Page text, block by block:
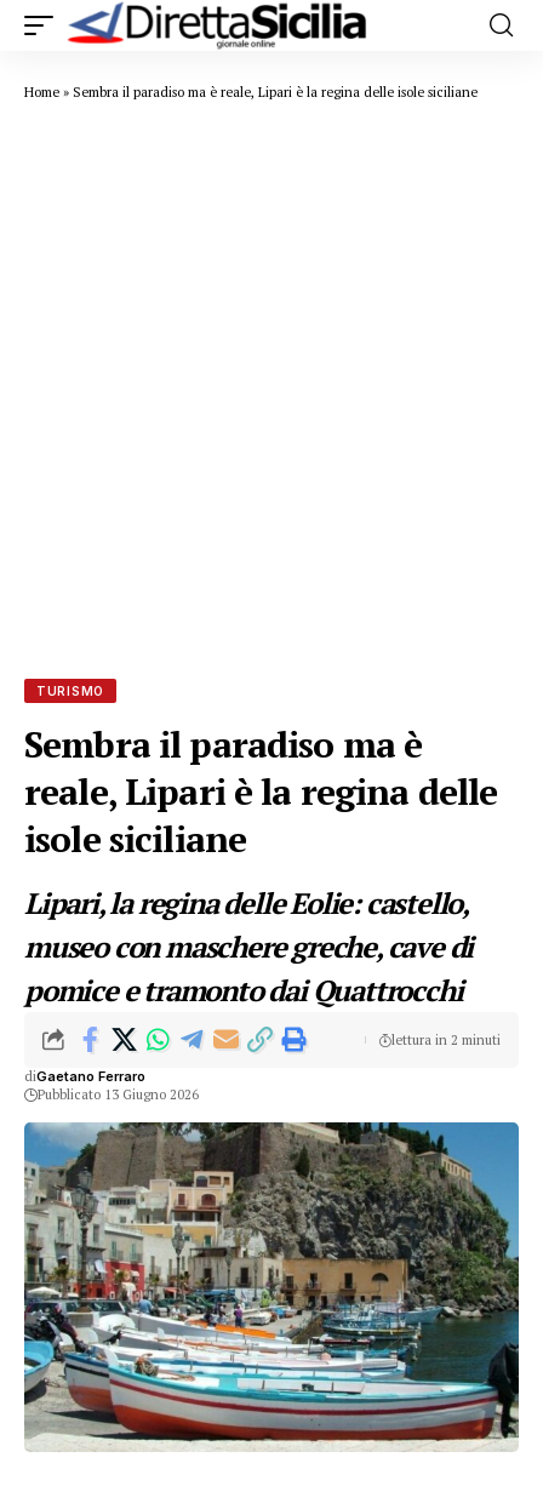
Home » Sembra il paradiso ma è reale, Lipari è la regina delle isole siciliane
TURISMO
Sembra il paradiso ma è
reale, Lipari è la regina delle
isole siciliane
Lipari, la regina delle Eolie: castello,
museo con maschere greche, cave di
pomice e tramonto dai Quattrocchi
diGaetano Ferraro
Pubblicato 13 Giugno 2026
lettura in 2 minuti